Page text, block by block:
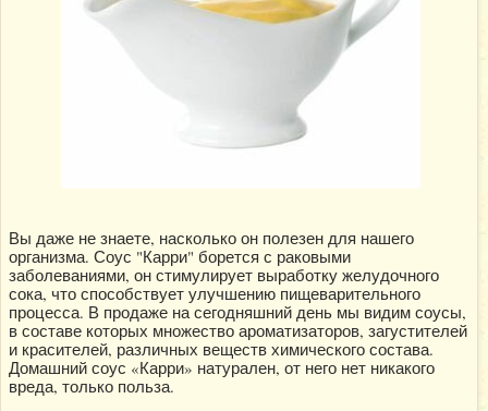
Вы даже не знаете, насколько он полезен для нашего
организма. Соус "Карри" борется с раковыми
заболеваниями, он стимулирует выработку желудочного
сока, что способствует улучшению пищеварительного
процесса. В продаже на сегодняшний день мы видим соусы,
в составе которых множество ароматизаторов, загустителей
и красителей, различных веществ химического состава.
Домашний соус «Карри» натурален, от него нет никакого
вреда, только польза.